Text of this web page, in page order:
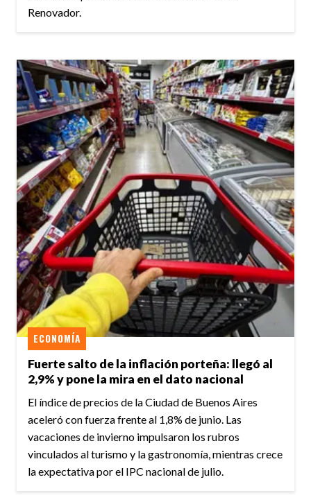
Renovador.
Fuerte salto de la inflación porteña: llegó al
2,9% y pone la mira en el dato nacional
ECONOMÍA
El índice de precios de la Ciudad de Buenos Aires
aceleró con fuerza frente al 1,8% de junio. Las
vacaciones de invierno impulsaron los rubros
vinculados al turismo y la gastronomía, mientras crece
la expectativa por el IPC nacional de julio.